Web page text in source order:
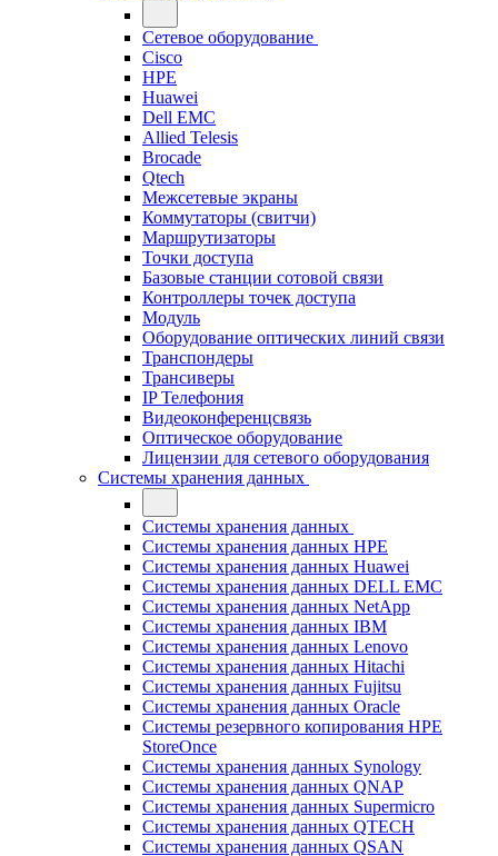
Сетевое оборудование
Cisco
HPE
Huawei
Dell EMC
Allied Telesis
Brocade
Qtech
Межсетевые экраны
Коммутаторы (свитчи)
Маршрутизаторы
Точки доступа
Базовые станции сотовой связи
Контроллеры точек доступа
Модуль
Оборудование оптических линий связи
Транспондеры
Трансиверы
IP Телефония
Видеоконференцсвязь
Оптическое оборудование
Лицензии для сетевого оборудования
Системы хранения данных
Системы хранения данных
Системы хранения данных HPE
Системы хранения данных Huawei
Системы хранения данных DELL EMC
Cистемы хранения данных NetApp
Системы хранения данных IBM
Системы хранения данных Lenovo
Системы хранения данных Hitachi
Системы хранения данных Fujitsu
Системы хранения данных Oracle
Системы резервного копирования HPE
StoreOnce
Системы хранения данных Synology
Системы хранения данных QNAP
Системы хранения данных Supermicro
Системы хранения данных QTECH
Системы хранения данных QSAN